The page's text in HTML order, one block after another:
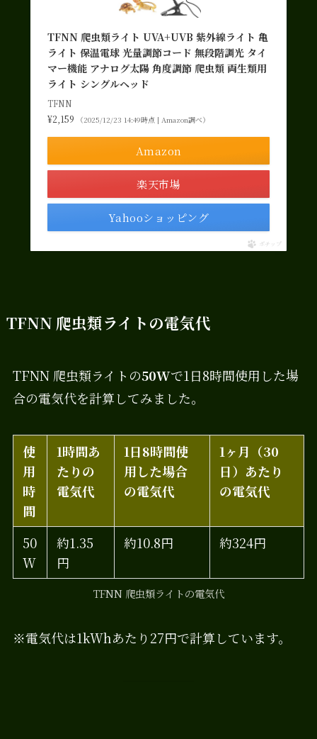
TFNN 爬虫類ライト UVA+UVB 紫外線ライト 亀
ライト 保温電球 光量調節コード 無段階調光 タイ
マー機能 アナログ太陽 角度調節 爬虫類 両生類用
ライト シングルヘッド
TFNN
¥2,159
（2025/12/23 14:49時点 | Amazon調べ）
Amazon
楽天市場
Yahooショッピング
ポチップ
TFNN 爬虫類ライトの電気代
TFNN 爬虫類ライトの50Wで1日8時間使用した場
合の電気代を計算してみました。
使
用
時
間
1時間あ
たりの
電気代
1日8時間使
用した場合
の電気代
1ヶ月（30
日）あたり
の電気代
50
W
約1.35
円
約10.8円 約324円
TFNN 爬虫類ライトの電気代
※電気代は1kWhあたり27円で計算しています。